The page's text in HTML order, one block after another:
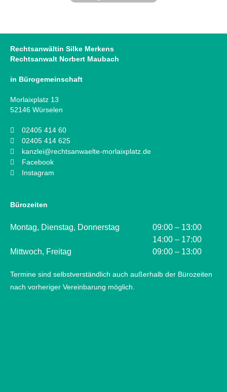
Rechtsanwältin Silke Merkens
Rechtsanwalt Norbert Maubach
in Bürogemeinschaft
Morlaixplatz 13
52146 Würselen
02405 414 60
02405 414 625
kanzlei@rechtsanwaelte-morlaixplatz.de
Facebook
Instagram
Bürozeiten
Montag, Dienstag, Donnerstag
09:00 – 13:00
14:00 – 17:00
Mittwoch, Freitag
09:00 – 13:00
Termine sind selbstverständlich auch außerhalb der Bürozeiten
nach vorheriger Vereinbarung möglich.